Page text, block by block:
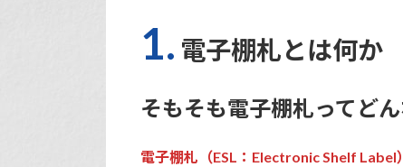
1. 電子棚札とは何か
そもそも電子棚札ってど
電子棚札（ESL：Electronic Shelf